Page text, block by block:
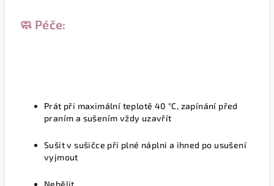
🧼 Péče:
Prát při maximální teplotě 40 °C, zapínání před
praním a sušením vždy uzavřít
Sušit v sušičce při plné náplni a ihned po usušení
vyjmout
Nebělit